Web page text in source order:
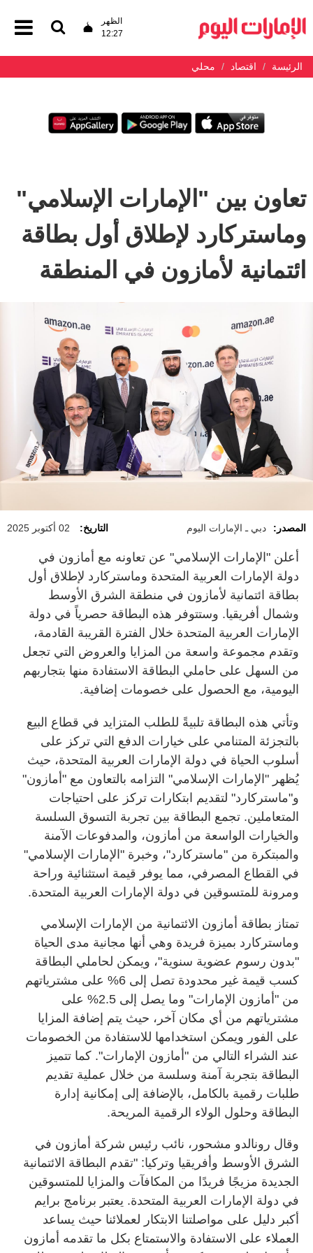
الظهر
12:27
الرئيسة اقتصاد محلي
تعاون بين "الإمارات الإسلامي"
وماستركارد لإطلاق أول بطاقة
ائتمانية لأمازون في المنطقة
المصدر: دبي ـ الإمارات اليوم التاريخ: 02 أكتوبر 2025
أعلن "الإمارات الإسلامي" عن تعاونه مع أمازون في
دولة الإمارات العربية المتحدة وماستركارد لإطلاق أول
بطاقة ائتمانية لأمازون في منطقة الشرق الأوسط
وشمال أفريقيا. وستتوفر هذه البطاقة حصرياً في دولة
الإمارات العربية المتحدة خلال الفترة القريبة القادمة،
وتقدم مجموعة واسعة من المزايا والعروض التي تجعل
من السهل على حاملي البطاقة الاستفادة منها بتجاربهم
اليومية، مع الحصول على خصومات إضافية.
وتأتي هذه البطاقة تلبيةً للطلب المتزايد في قطاع البيع
بالتجزئة المتنامي على خيارات الدفع التي تركز على
أسلوب الحياة في دولة الإمارات العربية المتحدة، حيث
يُظهر "الإمارات الإسلامي" التزامه بالتعاون مع "أمازون"
و"ماستركارد" لتقديم ابتكارات تركز على احتياجات
المتعاملين. تجمع البطاقة بين تجربة التسوق السلسة
والخيارات الواسعة من أمازون، والمدفوعات الآمنة
والمبتكرة من "ماستركارد"، وخبرة "الإمارات الإسلامي"
في القطاع المصرفي، مما يوفر قيمة استثنائية وراحة
ومرونة للمتسوقين في دولة الإمارات العربية المتحدة.
تمتاز بطاقة أمازون الائتمانية من الإمارات الإسلامي
وماستركارد بميزة فريدة وهي أنها مجانية مدى الحياة
"بدون رسوم عضوية سنوية"، ويمكن لحاملي البطاقة
كسب قيمة غير محدودة تصل إلى 6% على مشترياتهم
من "أمازون الإمارات" وما يصل إلى 2.5% على
مشترياتهم من أي مكان آخر، حيث يتم إضافة المزايا
على الفور ويمكن استخدامها للاستفادة من الخصومات
عند الشراء التالي من "أمازون الإمارات". كما تتميز
البطاقة بتجربة آمنة وسلسة من خلال عملية تقديم
طلبات رقمية بالكامل، بالإضافة إلى إمكانية إدارة
البطاقة وحلول الولاء الرقمية المريحة.
وقال رونالدو مشحور، نائب رئيس شركة أمازون في
الشرق الأوسط وأفريقيا وتركيا: "تقدم البطاقة الائتمانية
الجديدة مزيجًا فريدًا من المكافآت والمزايا للمتسوقين
في دولة الإمارات العربية المتحدة. يعتبر برنامج برايم
أكبر دليل على مواصلتنا الابتكار لعملائنا حيث يساعد
العملاء على الاستفادة والاستمتاع بكل ما تقدمه أمازون